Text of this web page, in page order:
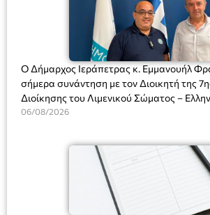
Ο Δήμαρχος Ιεράπετρας κ. Εμμανουήλ
σήμερα συνάντηση με τον Διοικητή της
Διοίκησης του Λιμενικού Σώματος –
Ακτοφυλακής (Λ.Σ.-ΕΛ.ΑΚΤ.),
06/08/2026